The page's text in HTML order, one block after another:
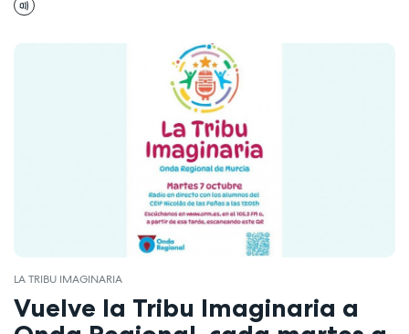
LA TRIBU IMAGINARIA
Vuelve la Tribu Imaginaria a